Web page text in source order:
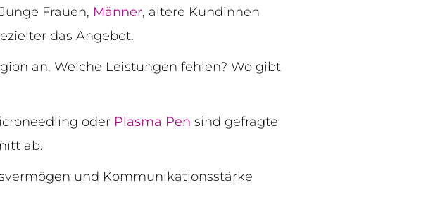
Frauen, Männer, ältere Kundinnen
das Angebot.
an. Welche Leistungen fehlen? Wo gibt
oder Plasma Pen sind gefragte
ab.
und Kommunikationsstärke